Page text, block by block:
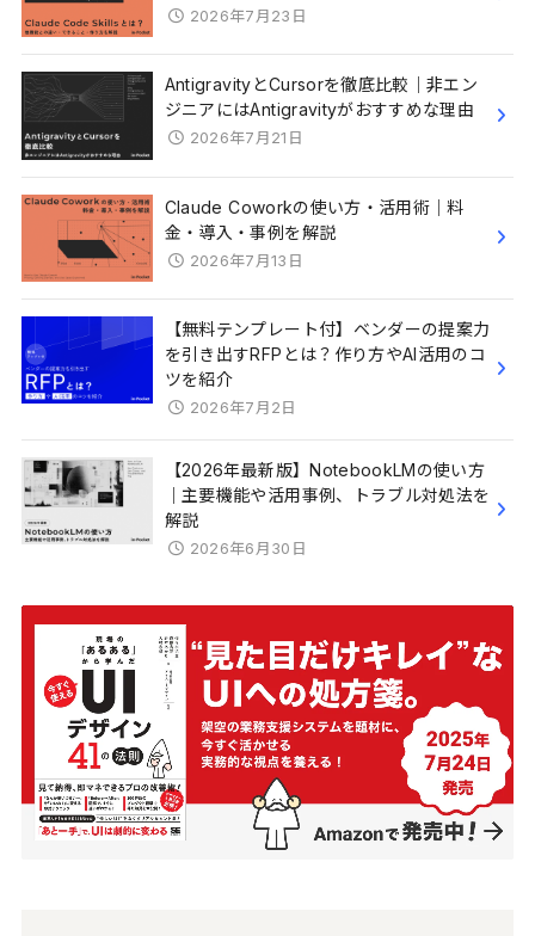
2026年7月23日
AntigravityとCursorを徹底比較｜非エン
ジニアにはAntigravityがおすすめな理由
2026年7月21日
Claude Coworkの使い方・活用術｜料
金・導入・事例を解説
2026年7月13日
【無料テンプレート付】ベンダーの提案力
を引き出すRFPとは？作り方やAI活用のコ
ツを紹介
2026年7月2日
【2026年最新版】NotebookLMの使い方
｜主要機能や活用事例、トラブル対処法を
解説
2026年6月30日